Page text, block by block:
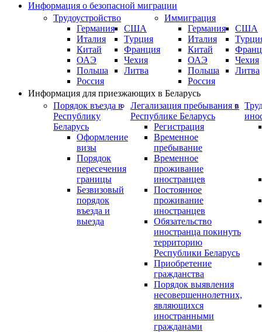
Информация о безопасной миграции
Трудоустройство
Германия
Италия
Китай
ОАЭ
Польша
Россия
США
Турция
Франция
Чехия
Литва
Иммиграция
Германия
Италия
Китай
ОАЭ
Польша
Россия
США
Чехия
Литва
Информация для приезжающих в Беларусь
Порядок въезда в
Республику
Беларусь
Оформление
визы
Порядок
пересечения
границы
Безвизовый
порядок
въезда и
выезда
Легализация пребывания в
Республике Беларусь
Регистрация
Временное
пребывание
Временное
проживание
иностранцев
Постоянное
проживание
иностранцев
Обязательство
иностранца покинуть
территорию
Республики Беларусь
Приобретение
гражданства
Порядок выявления
несовершеннолетних,
являющихся
иностранными
гражданами